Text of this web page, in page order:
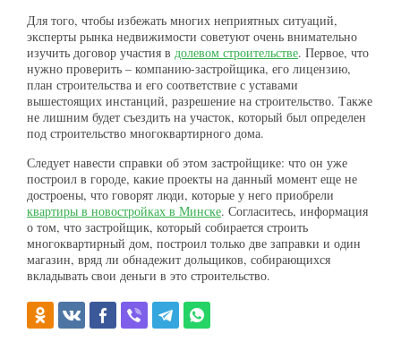
Для того, чтобы избежать многих неприятных ситуаций,
эксперты рынка недвижимости советуют очень внимательно
изучить договор участия в долевом строительстве. Первое, что
нужно проверить – компанию-застройщика, его лицензию,
план строительства и его соответствие с уставами
вышестоящих инстанций, разрешение на строительство. Также
не лишним будет съездить на участок, который был определен
под строительство многоквартирного дома.
Следует навести справки об этом застройщике: что он уже
построил в городе, какие проекты на данный момент еще не
достроены, что говорят люди, которые у него приобрели
квартиры в новостройках в Минске. Согласитесь, информация
о том, что застройщик, который собирается строить
многоквартирный дом, построил только две заправки и один
магазин, вряд ли обнадежит дольщиков, собирающихся
вкладывать свои деньги в это строительство.